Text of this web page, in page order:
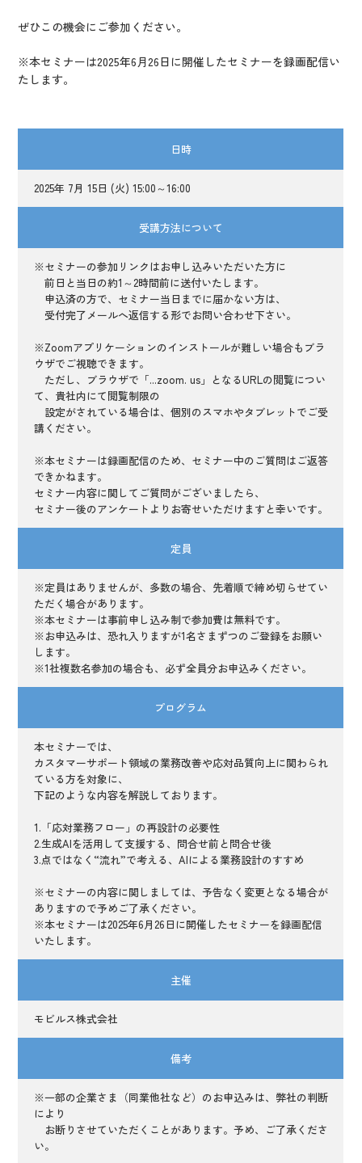
ぜひこの機会にご参加ください。
※本セミナーは2025年6月26日に開催したセミナーを録画配信い
たします。
日時
2025年 7月 15日 (火) 15:00～16:00
受講方法について
※セミナーの参加リンクはお申し込みいただいた方に
前日と当日の約1～2時間前に送付いたします。
申込済の方で、セミナー当日までに届かない方は、
受付完了メールへ返信する形でお問い合わせ下さい。
※Zoomアプリケーションのインストールが難しい場合もブラ
ウザでご視聴できます。
ただし、ブラウザで「...zoom. us」となるURLの閲覧につい
て、貴社内にて閲覧制限の
設定がされている場合は、個別のスマホやタブレットでご受
講ください。
※本セミナーは録画配信のため、セミナー中のご質問はご返答
できかねます。
セミナー内容に関してご質問がございましたら、
セミナー後のアンケートよりお寄せいただけますと幸いです。
定員
※定員はありませんが、多数の場合、先着順で締め切らせてい
ただく場合があります。
※本セミナーは事前申し込み制で参加費は無料です。
※お申込みは、恐れ入りますが1名さまずつのご登録をお願い
します。
※1社複数名参加の場合も、必ず全員分お申込みください。
プログラム
本セミナーでは、
カスタマーサポート領域の業務改善や応対品質向上に関わられ
ている方を対象に、
下記のような内容を解説しております。
1.「応対業務フロー」の再設計の必要性
2.生成AIを活用して支援する、問合せ前と問合せ後
3.点ではなく“流れ”で考える、AIによる業務設計のすすめ
※セミナーの内容に関しましては、予告なく変更となる場合が
ありますので予めご了承ください。
※本セミナーは2025年6月26日に開催したセミナーを録画配信
いたします。
主催
モビルス株式会社
備考
※一部の企業さま（同業他社など）のお申込みは、弊社の判断
により
お断りさせていただくことがあります。予め、ご了承くださ
い。